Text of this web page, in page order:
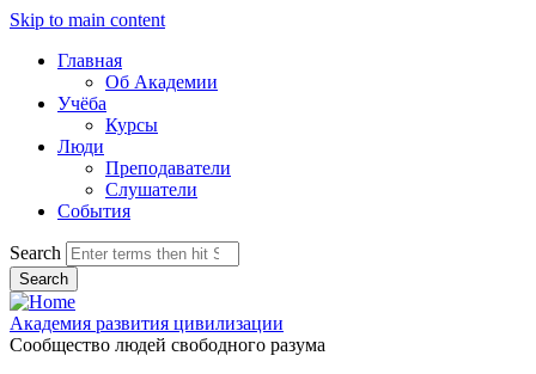
Skip to main content
Главная
Об Академии
Учёба
Курсы
Люди
Преподаватели
Слушатели
События
Search
Академия развития цивилизации
Сообщество людей свободного разума